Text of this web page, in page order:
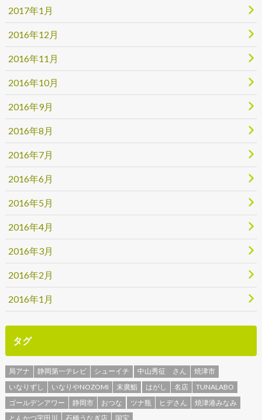
2017年1月
2016年12月
2016年11月
2016年10月
2016年9月
2016年8月
2016年7月
2016年6月
2016年5月
2016年4月
2016年3月
2016年2月
2016年1月
タグ
局アナ 静岡第一テレビ シューイチ 中山秀征 さん
焼津市
いなりずし
いなりやNOZOMI 末廣鮨 はがし 名店
TUNALABO
ゴールデンアワー
静岡市 おつな ツナ瓶 ヒデさん
焼津港みなみ
とんかつ宇田川
石橋うなぎ店 国宝